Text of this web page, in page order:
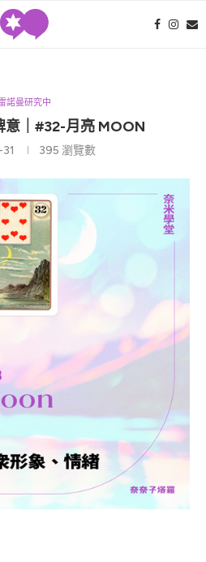
諾曼研究中
意｜#32-月亮 MOON
395 瀏覽數